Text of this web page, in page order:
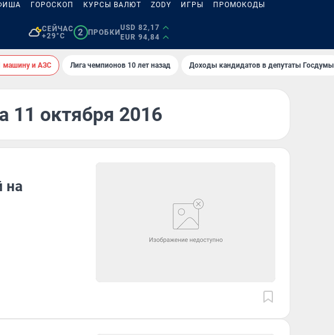
ГОРОСКОП КУРСЫ ВАЛЮТ ZODY ИГРЫ ПРОМОКОДЫ
СЕЙЧАС
+29°C
2 ПРОБКИ
USD 82,17
EUR 94,84
машину и АЗС Лига чемпионов 10 лет назад Доходы кандидатов в депутаты Госдумы
11 октября 2016
на